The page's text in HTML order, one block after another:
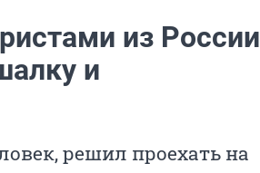
из России
и
решил проехать на